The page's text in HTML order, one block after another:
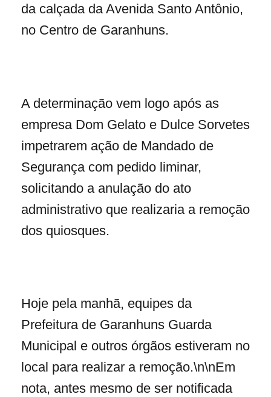
da calçada da Avenida Santo Antônio,
no Centro de Garanhuns.
A determinação vem logo após as
empresa Dom Gelato e Dulce Sorvetes
impetrarem ação de Mandado de
Segurança com pedido liminar,
solicitando a anulação do ato
administrativo que realizaria a remoção
dos quiosques.
Hoje pela manhã, equipes da
Prefeitura de Garanhuns Guarda
Municipal e outros órgãos estiveram no
local para realizar a remoção.\n\nEm
nota, antes mesmo de ser notificada